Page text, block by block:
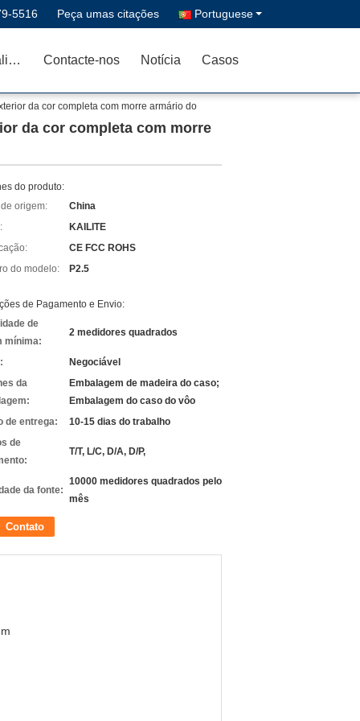
5516 Peça umas citações Portuguese
Controle da qualidade Contacte-nos Notícia Casos
da cor completa com morre armário do
da cor completa com morre
do produto:
origem:
China
KAILITE
CE FCC ROHS
do modelo:
P2.5
de Pagamento e Envio:
de
mínima:
2 medidores quadrados
Negociável
da
Embalagem de madeira do caso;
Embalagem do caso do vôo
de entrega:
10-15 dias do trabalho
de
T/T, L/C, D/A, D/P,
da fonte:
10000 medidores quadrados pelo
mês
Contato